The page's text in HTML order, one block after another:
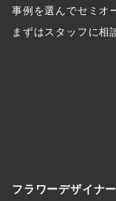
事例を選んでセミオ
まずはスタッフに相
フラワーデザイナー